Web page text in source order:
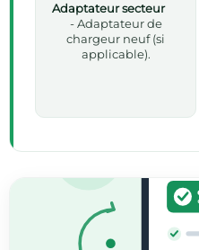
Adaptateur secteur
- Adaptateur de
chargeur neuf (si
applicable).